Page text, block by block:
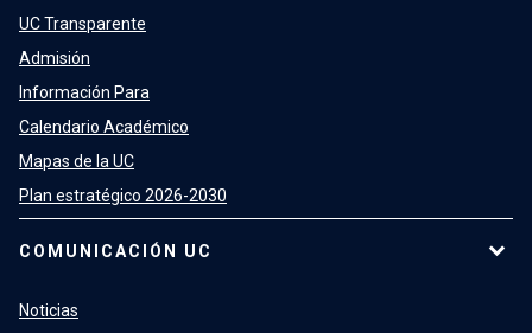
UC Transparente
Admisión
Información Para
Calendario Académico
Mapas de la UC
Plan estratégico 2026-2030
COMUNICACIÓN UC
Noticias